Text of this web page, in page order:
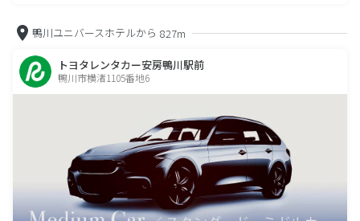
鴨川ユニバースホテルから 827m
トヨタレンタカー安房鴨川駅前
鴨川市横渚1105番地6